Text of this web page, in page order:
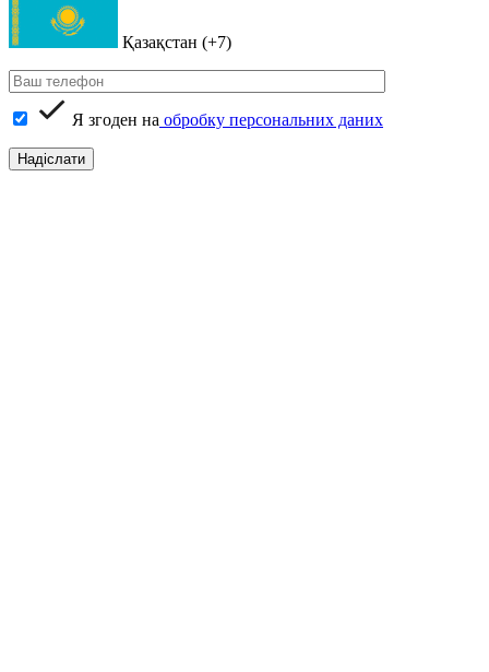
Қазақстан (+7)
Я згоден на обробку персональних даних